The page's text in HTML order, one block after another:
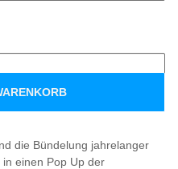
die Bündelung jahrelanger
einen Pop Up der